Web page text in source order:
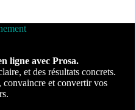
ligne avec Prosa.
et des résultats concrets.
convaincre et convertir vos